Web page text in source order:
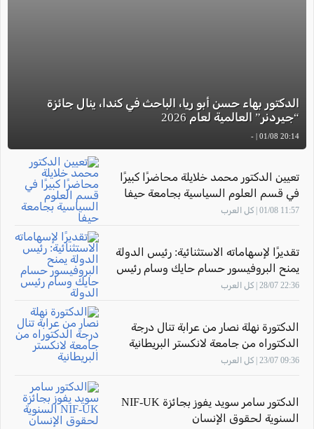
الدكتور بهاء حسن أبو ريا، الباحث في كندا، ينال جائزة
“جيردنر” العالمية لعام 2026
20:14 01/08 | -
تعيين الدكتور محمد خلايلة محاضرًا كبيرًا
في قسم العلوم السياسية بجامعة حيفا
11:57 01/08 | كل العرب
تقديرًا لإسهاماته الاستثنائية: رئيس الدولة
يمنح البروفيسور حسام حايك وسام رئيس
الدولة
22:36 28/07 | كل العرب
الدكتورة نهلة نصار من عرابة تنال درجة
الدكتوراه من جامعة لانكستر البريطانية
09:36 23/07 | كل العرب
الدكتور سامر سويد يفوز بجائزة NIF-UK
السنوية لحقوق الإنسان